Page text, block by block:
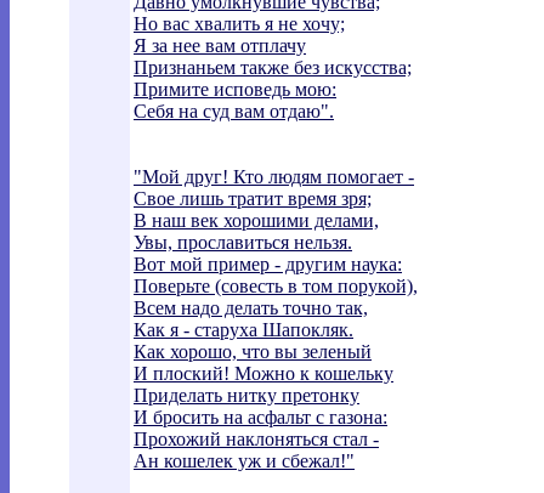
Но вас хвалить я не хочу;
Я за нее вам отплачу
Признаньем также без искусства;
Примите исповедь мою:
Себя на суд вам отдаю".
"Мой друг! Кто людям помогает -
Свое лишь тратит время зря;
В наш век хорошими делами,
Увы, прославиться нельзя.
Вот мой пример - другим наука:
Поверьте (совесть в том порукой),
Всем надо делать точно так,
Как я - старуха Шапокляк.
Как хорошо, что вы зеленый
И плоский! Можно к кошельку
Приделать нитку претонку
И бросить на асфальт с газона:
Прохожий наклоняться стал -
Ан кошелек уж и сбежал!"